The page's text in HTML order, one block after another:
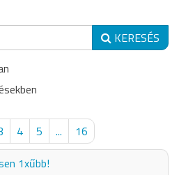
KERESÉS
4 5 ...
16
1xűbb!